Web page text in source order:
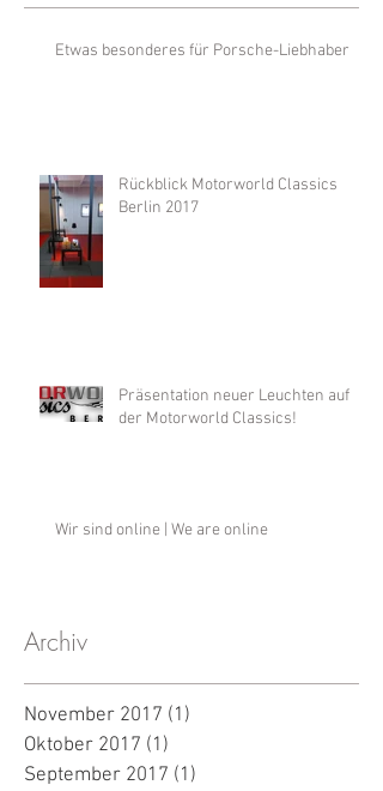
Archiv
Etwas besonderes für Porsche-Liebhaber
Rückblick Motorworld Classics
Berlin 2017
Präsentation neuer Leuchten auf
der Motorworld Classics!
Wir sind online | We are online
November 2017 (1)
Oktober 2017 (1)
September 2017 (1)